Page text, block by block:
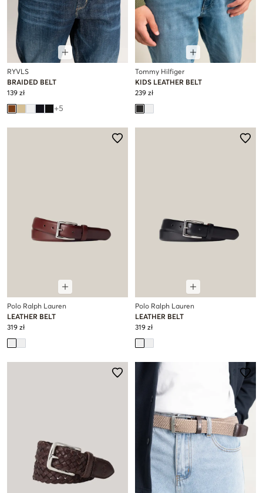
RYVLS
BRAIDED BELT
139 zł
+5
Tommy Hilfiger
KIDS LEATHER BELT
239 zł
Polo Ralph Lauren
LEATHER BELT
319 zł
Polo Ralph Lauren
LEATHER BELT
319 zł